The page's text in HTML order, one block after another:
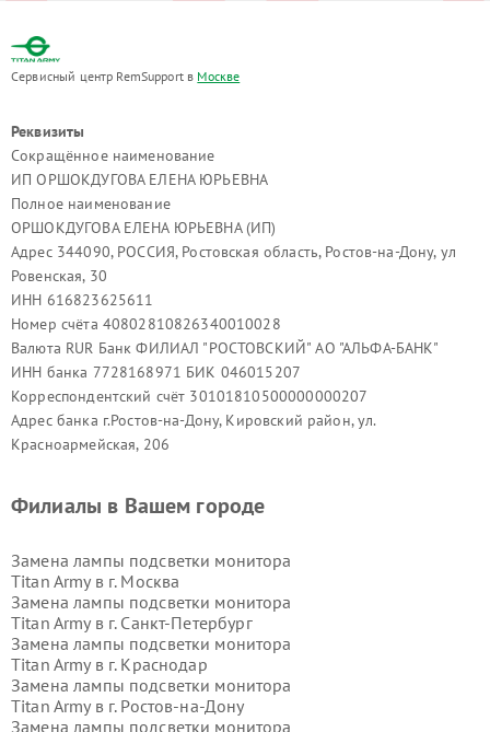
Сервисный центр RemSupport в Москве
Реквизиты
Сокращённое наименование
ИП ОРШОКДУГОВА ЕЛЕНА ЮРЬЕВНА
Полное наименование
ОРШОКДУГОВА ЕЛЕНА ЮРЬЕВНА (ИП)
Адрес 344090, РОССИЯ, Ростовская область, Ростов-на-Дону, ул
Ровенская, 30
ИНН 616823625611
Номер счёта 40802810826340010028
Валюта RUR Банк ФИЛИАЛ "РОСТОВСКИЙ" АО "АЛЬФА-БАНК"
ИНН банка 7728168971 БИК 046015207
Корреспондентский счёт 30101810500000000207
Адрес банка г.Ростов-на-Дону, Кировский район, ул.
Красноармейская, 206
Филиалы в Вашем городе
Замена лампы подсветки монитора
Titan Army в г. Москва
Замена лампы подсветки монитора
Titan Army в г. Санкт-Петербург
Замена лампы подсветки монитора
Titan Army в г. Краснодар
Замена лампы подсветки монитора
Titan Army в г. Ростов-на-Дону
Замена лампы подсветки монитора